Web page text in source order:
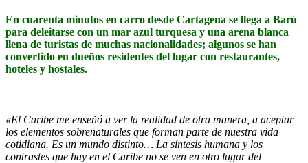
En cuarenta minutos en carro desde Cartagena se llega a Barú
para deleitarse con un mar azul turquesa y una arena blanca
llena de turistas de muchas nacionalidades; algunos se han
convertido en dueños residentes del lugar con restaurantes,
hoteles y hostales.
«El Caribe me enseñó a ver la realidad de otra manera, a aceptar
los elementos sobrenaturales que forman parte de nuestra vida
cotidiana. Es un mundo distinto… La síntesis humana y los
contrastes que hay en el Caribe no se ven en otro lugar del